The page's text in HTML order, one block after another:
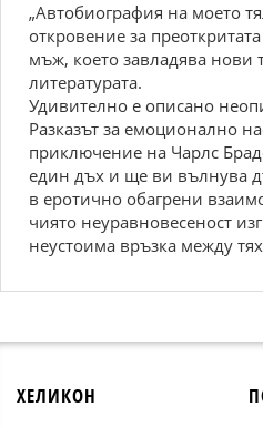
„Автобиография на моето
откровение за
мъж, което завладява нови
литературата.
Удивително е описано
Разказът за емоционално
приключение на Чарлс
един дъх и ще ви вълнува
в еротично обагрени
чиято неуравновесеност
неустоима връзка между
ХЕЛИКОН